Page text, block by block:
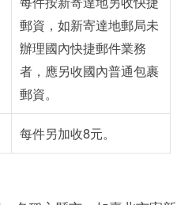
郵資，如新寄達地郵局未
辦理國內快捷郵件業務
者，應另收國內普通包裹
郵資。
每件另加收8元。